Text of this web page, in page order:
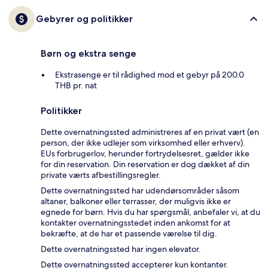
Gebyrer og politikker
Børn og ekstra senge
Ekstrasenge er til rådighed mod et gebyr på 200.0
THB pr. nat
Politikker
Dette overnatningssted administreres af en privat vært (en
person, der ikke udlejer som virksomhed eller erhverv).
EUs forbrugerlov, herunder fortrydelsesret, gælder ikke
for din reservation. Din reservation er dog dækket af din
private værts afbestillingsregler.
Dette overnatningssted har udendørsområder såsom
altaner, balkoner eller terrasser, der muligvis ikke er
egnede for børn. Hvis du har spørgsmål, anbefaler vi, at du
kontakter overnatningsstedet inden ankomst for at
bekræfte, at de har et passende værelse til dig.
Dette overnatningssted har ingen elevator.
Dette overnatningssted accepterer kun kontanter.